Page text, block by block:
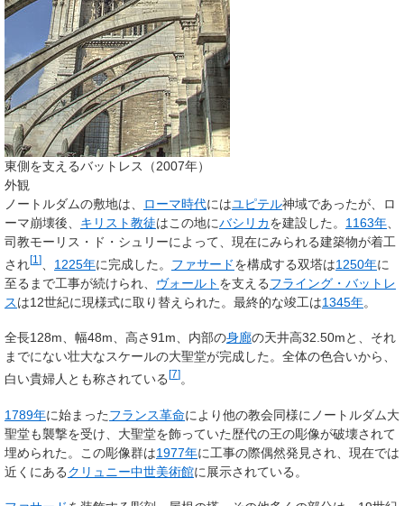
東側を支えるバットレス（2007年）
外観
ノートルダムの敷地は、
ローマ時代にはユピテル神域であったが、ロ
ーマ崩壊後、 キリスト教徒はこの地にバシリカを建設した。 1163年
司教モーリス・ド・シュリーによって、現在にみられる建築物が着工
され[1 ] 1225年に完成した。 ファサードを構成する双塔は1250年に
至るまで工事が続けられ、 ヴォールト を支えるフライング・バットレ
スは12世紀に現様式に取り替えられた。最終的な竣工は1345年。
全長128m、幅48m、高さ91m、内部の身廊の天井高32.50mと、それ
までにない壮大なスケールの大聖堂が完成した。全体の色合いから、
白い貴婦人 とも称されている [7] 。
1789年に始まったフランス革命により他の教会同様にノートルダム大
聖堂も襲撃を受け、大聖堂を飾っていた歴代の王の彫像が破壊されて
埋められた。この彫像群は1977年に工事の際偶然発見され、現在では
近くにあるクリュニー中世美術館に展示されている 。